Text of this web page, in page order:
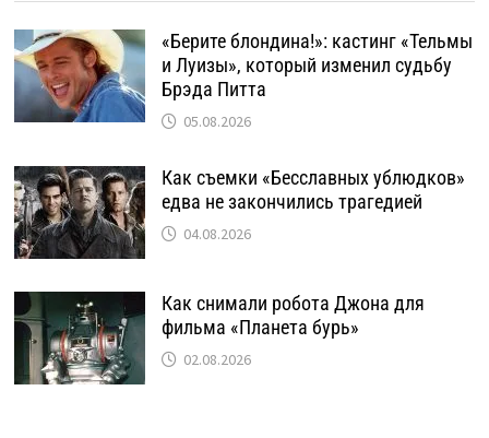
«Берите блондина!»: кастинг «Тельмы
и Луизы», который изменил судьбу
Брэда Питта
05.08.2026
Как съемки «Бесславных ублюдков»
едва не закончились трагедией
04.08.2026
Как снимали робота Джона для
фильма «Планета бурь»
02.08.2026